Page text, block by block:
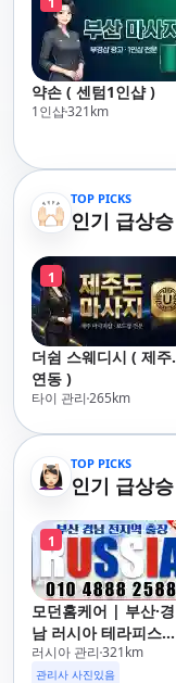
약손 ( 센텀1인샵 )
1인샵321km
TOP PICKS
인기 급상승
1
더쉼 스웨디시 ( 제주.
연동 )
타이 관리 265km
TOP PICKS
인기 급상승
1
모던홈케어 | 부산·경
남 러시아 테라피스트
방문 마사지
러시아 관리 321km
관리사 사진있음